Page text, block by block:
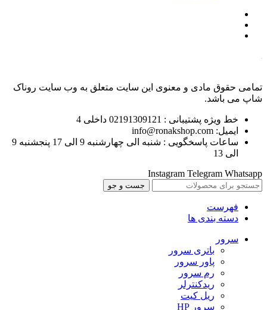
تمامی حقوق مادی و معنوی این سایت متعلق به وب سایت روناک
شاپ می باشد.
خط ویژه پشتیبانی : 02191309121 داخلی 4
ایمیل: info@ronakshop.com
ساعات پاسخگویی : شنبه الی چهارشنبه 9 الی 17 پنجشنبه 9
الی 13
Instagram Telegram Whatsapp
جست و جو
فهرست
دسته بندی ها
سرور
باتری سرور
پاور سرور
رم سرور
ریدکنترلر
ریل کیت
سرور HP